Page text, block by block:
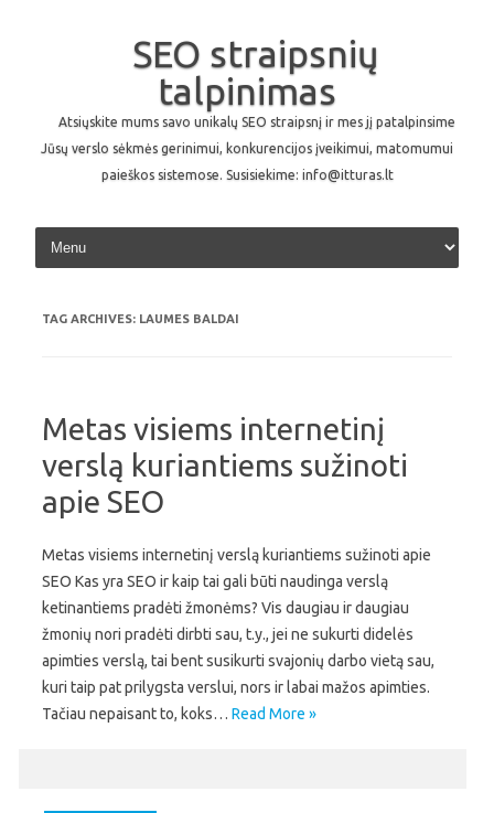
SEO straipsnių
talpinimas
Atsiųskite mums savo unikalų SEO straipsnį ir mes jį patalpinsime
Jūsų verslo sėkmės gerinimui, konkurencijos įveikimui, matomumui
paieškos sistemose. Susisiekime: info@itturas.lt
Skip to content
TAG ARCHIVES: LAUMES BALDAI
Metas visiems internetinį
verslą kuriantiems sužinoti
apie SEO
Metas visiems internetinį verslą kuriantiems sužinoti apie
SEO Kas yra SEO ir kaip tai gali būti naudinga verslą
ketinantiems pradėti žmonėms? Vis daugiau ir daugiau
žmonių nori pradėti dirbti sau, t.y., jei ne sukurti didelės
apimties verslą, tai bent susikurti svajonių darbo vietą sau,
kuri taip pat prilygsta verslui, nors ir labai mažos apimties.
Tačiau nepaisant to, koks… Read More »